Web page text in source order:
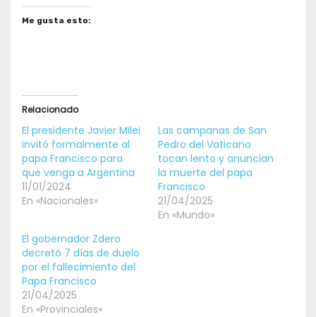
Me gusta esto:
Relacionado
El presidente Javier Milei
invitó formalmente al
papa Francisco para
que venga a Argentina
11/01/2024
En «Nacionales»
Las campanas de San
Pedro del Vaticano
tocan lento y anuncian
la muerte del papa
Francisco
21/04/2025
En «Mundo»
El gobernador Zdero
decretó 7 días de duelo
por el fallecimiento del
Papa Francisco
21/04/2025
En «Provinciales»